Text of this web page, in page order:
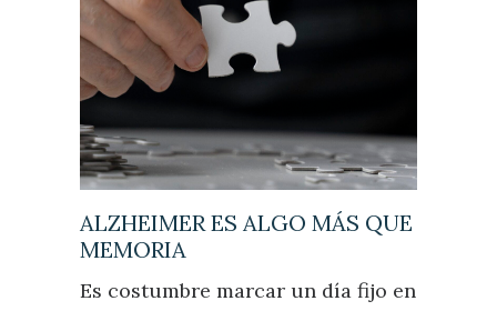
ALZHEIMER ES ALGO MÁS QUE
MEMORIA
Es costumbre marcar un día fijo en